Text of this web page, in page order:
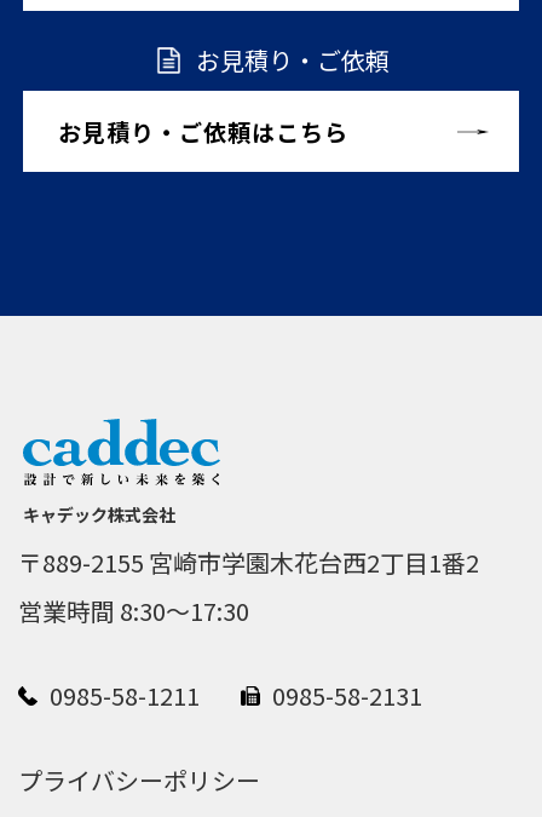
お見積り・ご依頼
お見積り・ご依頼はこちら
キャデック株式会社
〒889-2155 宮崎市学園木花台西2丁目1番2
営業時間 8:30～17:30
0985-58-1211 0985-58-2131
プライバシーポリシー